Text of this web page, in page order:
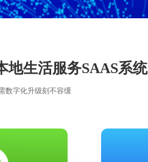
地生活服务SAAS系统
数字化升级刻不容缓